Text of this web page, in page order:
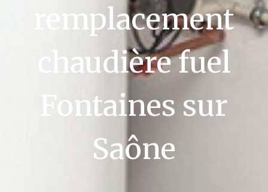
remplacement
chaudière fuel
Fontaines sur
Saône